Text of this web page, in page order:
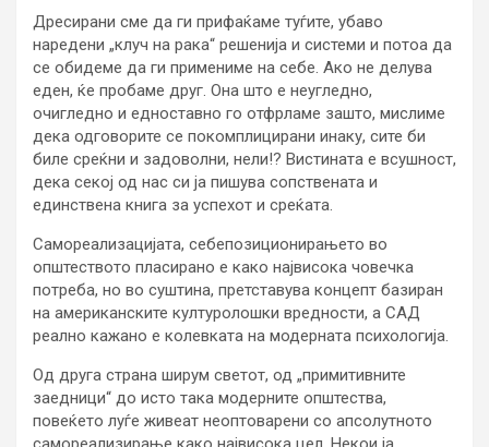
Дресирани сме да ги прифаќаме туѓите, убаво
наредени „клуч на рака“ решенија и системи и потоа да
се обидеме да ги примениме на себе. Ако не делува
еден, ќе пробаме друг. Она што е неугледно,
очигледно и едноставно го отфрламе зашто, мислиме
дека одговорите се покомплицирани инаку, сите би
биле среќни и задоволни, нели!? Вистината е всушност,
дека секој од нас си ја пишува сопствената и
единствена книга за успехот и среќата.
Самореализацијата, себепозиционирањето во
општеството пласирано е како највисока човечка
потреба, но во суштина, претставува концепт базиран
на американските културолошки вредности, а САД
реално кажано е колевката на модерната психологија.
Од друга страна ширум светот, од „примитивните
заедници“ до исто така модерните општества,
повеќето луѓе живеат неоптоварени со апсолутното